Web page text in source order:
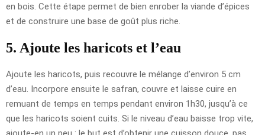
en bois. Cette étape permet de bien enrober la viande d’épices
et de construire une base de goût plus riche.
5. Ajoute les haricots et l’eau
Ajoute les haricots, puis recouvre le mélange d’environ 5 cm
d’eau. Incorpore ensuite le safran, couvre et laisse cuire en
remuant de temps en temps pendant environ 1h30, jusqu’à ce
que les haricots soient cuits. Si le niveau d’eau baisse trop vite,